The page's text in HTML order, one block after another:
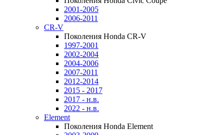
2001-2005
2006-2011
CR-V
Поколения Honda CR-V
1997-2001
2002-2004
2004-2006
2007-2011
2012-2014
2015 - 2017
2017 - н.в.
2022 - н.в.
Element
Поколения Honda Element